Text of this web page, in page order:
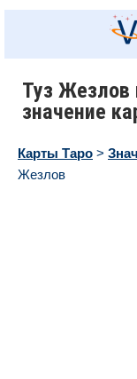
Туз Жезлов
значение
Карты Таро >
Жезлов